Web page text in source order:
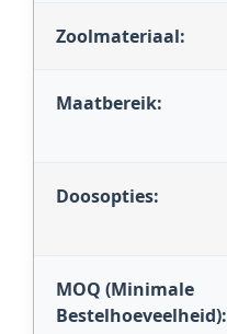
Zoolmateriaal:
Maatbereik:
Doosopties:
MOQ (Minimale
Bestelhoeveelheid):